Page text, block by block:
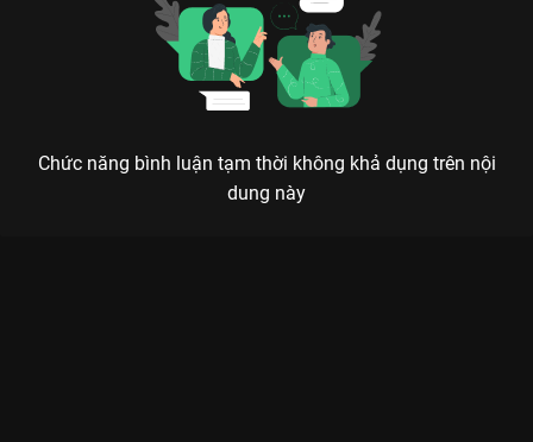
Chức năng bình luận tạm thời không khả dụng trên nội
dung này